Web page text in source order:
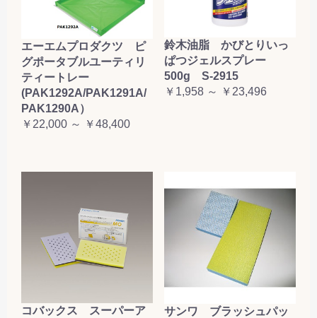
エーエムプロダクツ ピ
グポータブルユーティリ
ティートレー
(PAK1292A/PAK1291A/
PAK1290A）
￥22,000 ～ ￥48,400
鈴木油脂 かびとりいっ
ぱつジェルスプレー
500g S-2915
￥1,958 ～ ￥23,496
コバックス スーパーア
サンワ ブラッシュパッ